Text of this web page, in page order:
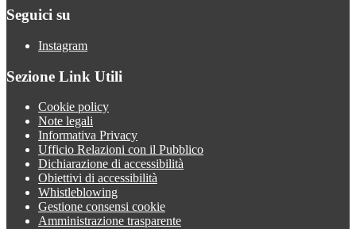
Seguici su
Instagram
Sezione Link Utili
Cookie policy
Note legali
Informativa Privacy
Ufficio Relazioni con il Pubblico
Dichiarazione di accessibilità
Obiettivi di accessibilità
Whistleblowing
Gestione consensi cookie
Amministrazione trasparente